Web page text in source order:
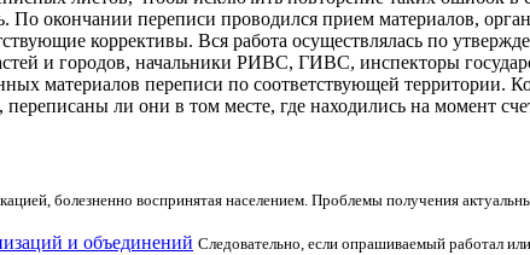
окончании переписи проводился прием материалов,
коррективы. Вся работа осуществлялась по
и городов, начальники РИВС, ГИВС, инспекторы
материалов переписи по соответствующей территории.
ли они в том месте, где находились на момент
болезненно воспринятая населением. Проблемы получения
и объединений Следовательно, если опрашиваемый работал